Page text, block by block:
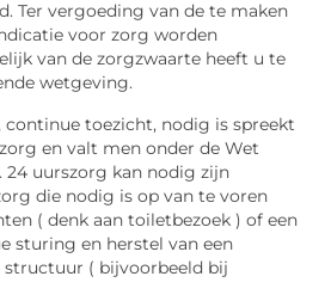
Ter vergoeding van de te maken
voor zorg worden
van de zorgzwaarte heeft u te
wetgeving.
continue toezicht, nodig is spreekt
en valt men onder de Wet
24 uurszorg kan nodig zijn
die nodig is op van te voren
( denk aan toiletbezoek ) of een
sturing en herstel van een
( bijvoorbeeld bij